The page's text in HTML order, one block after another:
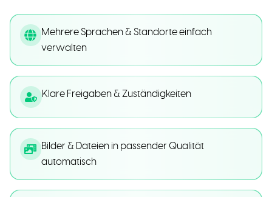
Mehrere Sprachen & Standorte einfach
verwalten
Klare Freigaben & Zuständigkeiten
Bilder & Dateien in passender Qualität
automatisch